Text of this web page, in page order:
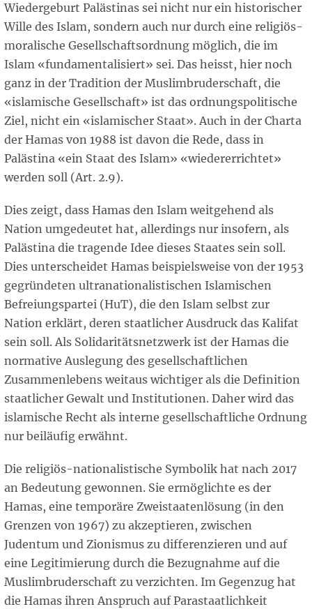
Wiedergeburt Palästinas sei nicht nur ein historischer
Wille des Islam, sondern auch nur durch eine religiös-
moralische Gesellschaftsordnung möglich, die im
Islam «fundamentalisiert» sei. Das heisst, hier noch
ganz in der Tradition der Muslimbruderschaft, die
«islamische Gesellschaft» ist das ordnungspolitische
Ziel, nicht ein «islamischer Staat». Auch in der Charta
der Hamas von 1988 ist davon die Rede, dass in
Palästina «ein Staat des Islam» «wiedererrichtet»
werden soll (Art. 2.9).
Dies zeigt, dass Hamas den Islam weitgehend als
Nation umgedeutet hat, allerdings nur insofern, als
Palästina die tragende Idee dieses Staates sein soll.
Dies unterscheidet Hamas beispielsweise von der 1953
gegründeten ultranationalistischen Islamischen
Befreiungspartei (HuT), die den Islam selbst zur
Nation erklärt, deren staatlicher Ausdruck das Kalifat
sein soll. Als Solidaritätsnetzwerk ist der Hamas die
normative Auslegung des gesellschaftlichen
Zusammenlebens weitaus wichtiger als die Definition
staatlicher Gewalt und Institutionen. Daher wird das
islamische Recht als interne gesellschaftliche Ordnung
nur beiläufig erwähnt.
Die religiös-nationalistische Symbolik hat nach 2017
an Bedeutung gewonnen. Sie ermöglichte es der
Hamas, eine temporäre Zweistaatenlösung (in den
Grenzen von 1967) zu akzeptieren, zwischen
Judentum und Zionismus zu differenzieren und auf
eine Legitimierung durch die Bezugnahme auf die
Muslimbruderschaft zu verzichten. Im Gegenzug hat
die Hamas ihren Anspruch auf Parastaatlichkeit